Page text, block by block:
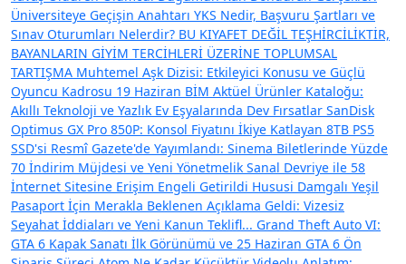
Üniversiteye Geçişin Anahtarı YKS Nedir, Başvuru Şartları ve
Sınav Oturumları Nelerdir? BU KIYAFET DEĞİL TEŞHİRCİLİKTİR,
BAYANLARIN GİYİM TERCİHLERİ ÜZERİNE TOPLUMSAL
TARTIŞMA Muhtemel Aşk Dizisi: Etkileyici Konusu ve Güçlü
Oyuncu Kadrosu 19 Haziran BİM Aktüel Ürünler Kataloğu:
Akıllı Teknoloji ve Yazlık Ev Eşyalarında Dev Fırsatlar SanDisk
Optimus GX Pro 850P: Konsol Fiyatını İkiye Katlayan 8TB PS5
SSD'si Resmî Gazete'de Yayımlandı: Sinema Biletlerinde Yüzde
70 İndirim Müjdesi ve Yeni Yönetmelik Sanal Devriye ile 58
İnternet Sitesine Erişim Engeli Getirildi Hususi Damgalı Yeşil
Pasaport İçin Merakla Beklenen Açıklama Geldi: Vizesiz
Seyahat İddiaları ve Yeni Kanun Teklifl... Grand Theft Auto VI:
GTA 6 Kapak Sanatı İlk Görünümü ve 25 Haziran GTA 6 Ön